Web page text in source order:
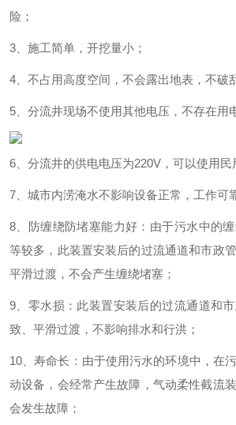
险；
3、施工简单，开挖量小；
4、不占用高度空间，不会露出地表，不破
5、分流井现场不使用其他电压，不存在用
6、分流井的供电电压为220V，可以使用民
7、城市内涝淹水不影响设备正常，工作可
8、防缠绕防堵塞能力好：由于污水中的
等较多，此装置安装后的过流通道和市政
平滑过渡，不会产生缠绕堵塞；
9、零水损：此装置安装后的过流通道和
致、平滑过渡，不影响排水和行洪；
10、寿命长：由于使用污水的环境中，在
动设备，会经常产生故障，气动柔性截流
会发生故障；